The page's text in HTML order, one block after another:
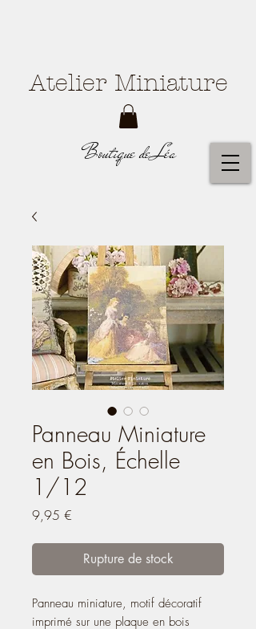
Boutique de Léa
Atelier Miniature
Panneau Miniature
en Bois, Échelle
1/12
9,95 €
Rupture de stock
Panneau miniature, motif décoratif
imprimé sur une plaque en bois